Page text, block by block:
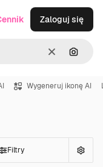
WyczyśćSzukaj
Zaloguj się
Wygeneruj ikonę AI
Filtry